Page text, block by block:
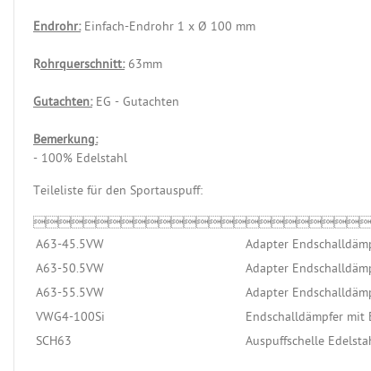
Endrohr:Einfach-Endrohr 1 x Ø 100 mm
Rohrquerschnitt:63mm
Gutachten:EG - Gutachten
Bemerkung:
- 100% Edelstahl
Teileliste für den Sportauspuff:
A63-45.5VW
Adapter
A63-50.5VW
Adapter
A63-55.5VW
Adapter
VWG4-100Si
Endschalldämpfer
SCH63
Auspuffschelle